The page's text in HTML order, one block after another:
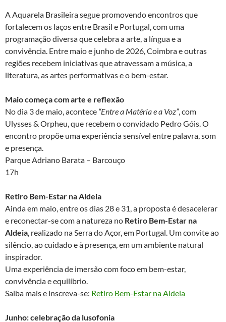
A Aquarela Brasileira segue promovendo encontros que
fortalecem os laços entre Brasil e Portugal, com uma
programação diversa que celebra a arte, a língua e a
convivência. Entre maio e junho de 2026, Coimbra e outras
regiões recebem iniciativas que atravessam a música, a
literatura, as artes performativas e o bem-estar.
Maio começa com arte e reflexão
No dia 3 de maio, acontece “Entre a Matéria e a Voz”, com
Ulysses & Orpheu, que recebem o convidado Pedro Góis. O
encontro propõe uma experiência sensível entre palavra, som
e presença.
Parque Adriano Barata – Barcouço
17h
Retiro Bem-Estar na Aldeia
Ainda em maio, entre os dias 28 e 31, a proposta é desacelerar
e reconectar-se com a natureza no Retiro Bem-Estar na
Aldeia, realizado na Serra do Açor, em Portugal. Um convite ao
silêncio, ao cuidado e à presença, em um ambiente natural
inspirador.
Uma experiência de imersão com foco em bem-estar,
convivência e equilíbrio.
Saiba mais e inscreva-se: Retiro Bem-Estar na Aldeia
Junho: celebração da lusofonia